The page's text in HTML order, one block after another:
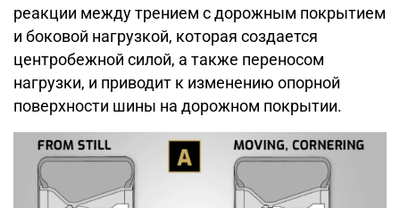
реакции между трением с дорожным покрытием
и боковой нагрузкой, которая создается
центробежной силой, а также переносом
нагрузки, и приводит к изменению опорной
поверхности шины на дорожном покрытии.